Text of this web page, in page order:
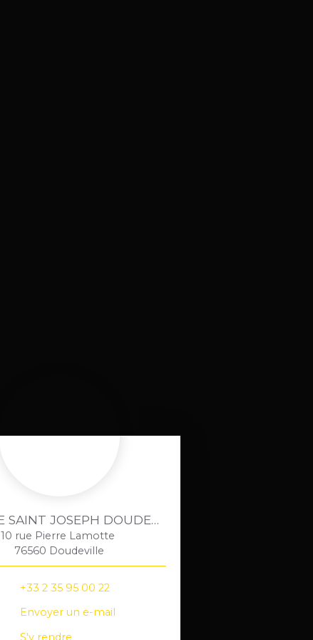
AGENCE SAINT JOSEPH DOUDEVILLE
10 rue Pierre Lamotte
76560 Doudeville
+33 2 35 95 00 22
Envoyer un e-mail
S'y rendre